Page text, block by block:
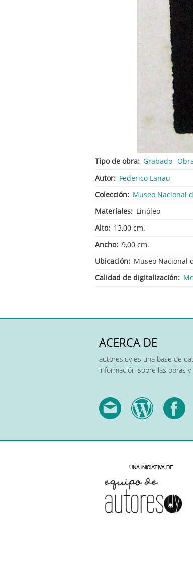
Tipo de obra Grabado
Autor
Federico Lanau
Colección
Museo Nacional
Materiales
Linóleo
Alto
13,00 cm.
Ancho 9,00 cm.
Ubicación
Museo Nacional
Calidad de digitalización
ACERCA DE
autores.uy es una base de
información sobre las obras